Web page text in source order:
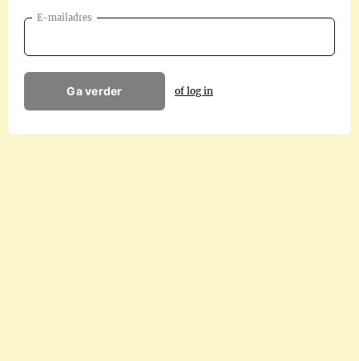
E-mailadres
Ga verder of log in